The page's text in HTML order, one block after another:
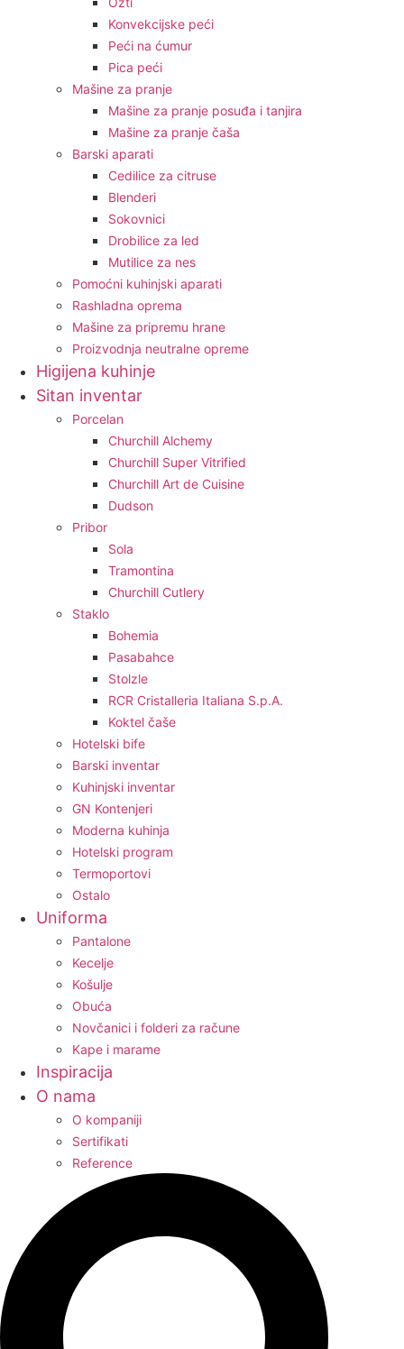
Konvekcijske peći
Peći na ćumur
Pica peći
Mašine za pranje
Mašine za pranje posuđa i tanjira
Mašine za pranje čaša
Barski aparati
Cedilice za citruse
Blenderi
Sokovnici
Drobilice za led
Mutilice za nes
Pomoćni kuhinjski aparati
Rashladna oprema
Mašine za pripremu hrane
Proizvodnja neutralne opreme
Higijena kuhinje
Sitan inventar
Porcelan
Churchill Alchemy
Churchill Super Vitrified
Churchill Art de Cuisine
Dudson
Pribor
Sola
Tramontina
Churchill Cutlery
Staklo
Bohemia
Pasabahce
Stolzle
RCR Cristalleria Italiana S.p.A.
Koktel čaše
Hotelski bife
Barski inventar
Kuhinjski inventar
GN Kontenjeri
Moderna kuhinja
Hotelski program
Termoportovi
Ostalo
Uniforma
Pantalone
Kecelje
Košulje
Obuća
Novčanici i folderi za račune
Kape i marame
Inspiracija
O nama
O kompaniji
Sertifikati
Reference